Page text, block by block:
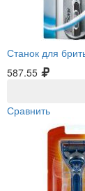
Станок для
587.55
Сравнить